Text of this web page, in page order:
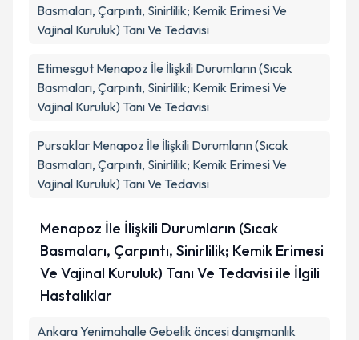
Basmaları, Çarpıntı, Sinirlilik; Kemik Erimesi Ve
Vajinal Kuruluk) Tanı Ve Tedavisi
Etimesgut Menapoz İle İlişkili Durumların (Sıcak
Basmaları, Çarpıntı, Sinirlilik; Kemik Erimesi Ve
Vajinal Kuruluk) Tanı Ve Tedavisi
Pursaklar Menapoz İle İlişkili Durumların (Sıcak
Basmaları, Çarpıntı, Sinirlilik; Kemik Erimesi Ve
Vajinal Kuruluk) Tanı Ve Tedavisi
Menapoz İle İlişkili Durumların (Sıcak
Basmaları, Çarpıntı, Sinirlilik; Kemik Erimesi
Ve Vajinal Kuruluk) Tanı Ve Tedavisi ile İlgili
Hastalıklar
Ankara Yenimahalle Gebelik öncesi danışmanlık